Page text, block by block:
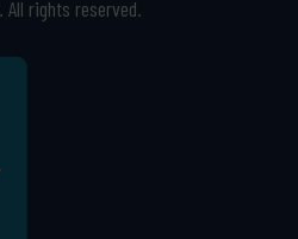
rights reserved.